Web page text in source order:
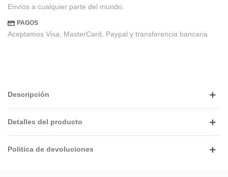
Envíos a cualquier parte del mundo.
PAGOS
Aceptamos Visa, MasterCard, Paypal y transferencia bancaria
Descripción
Detalles del producto
Politica de devoluciones